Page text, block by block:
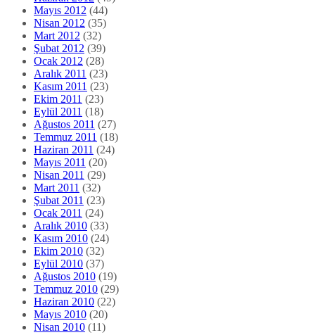
Mayıs 2012 (44)
Nisan 2012 (35)
Mart 2012 (32)
Şubat 2012 (39)
Ocak 2012 (28)
Aralık 2011 (23)
Kasım 2011 (23)
Ekim 2011 (23)
Eylül 2011 (18)
Ağustos 2011 (27)
Temmuz 2011 (18)
Haziran 2011 (24)
Mayıs 2011 (20)
Nisan 2011 (29)
Mart 2011 (32)
Şubat 2011 (23)
Ocak 2011 (24)
Aralık 2010 (33)
Kasım 2010 (24)
Ekim 2010 (32)
Eylül 2010 (37)
Ağustos 2010 (19)
Temmuz 2010 (29)
Haziran 2010 (22)
Mayıs 2010 (20)
Nisan 2010 (11)